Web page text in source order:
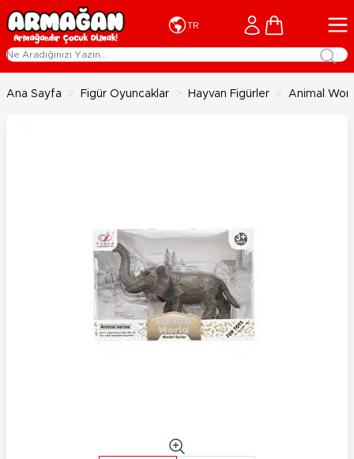
İçeriğe geç
TR Cart
Ana Sayfa > Figür Oyuncaklar > Hayvan Figürler > Animal